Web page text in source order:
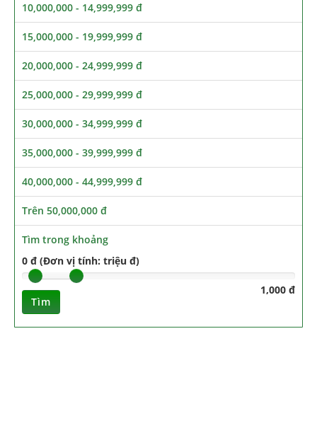
10,000,000 - 14,999,999 đ
15,000,000 - 19,999,999 đ
20,000,000 - 24,999,999 đ
25,000,000 - 29,999,999 đ
30,000,000 - 34,999,999 đ
35,000,000 - 39,999,999 đ
40,000,000 - 44,999,999 đ
Trên 50,000,000 đ
Tìm trong khoảng
0 đ (Đơn vị tính: triệu đ)
1,000 đ
Tìm